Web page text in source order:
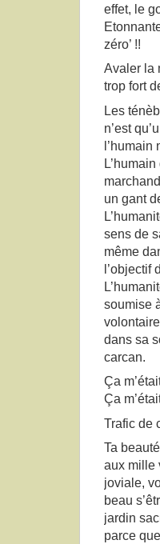
effet, le
zéro’ !!
Avaler la
trop fort
Les
n’est
l’humain
un gant
sens de
même
l’objectif
soumise
dans sa
carcan.
Ça
Ça
Trafic de
Ta
aux mille
joviale,
beau
jardin
parce